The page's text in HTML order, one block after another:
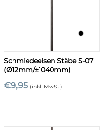
Schmiedeeisen Stäbe S-07
(Ø12mm/±1040mm)
€9,95 (inkl. MwSt.)